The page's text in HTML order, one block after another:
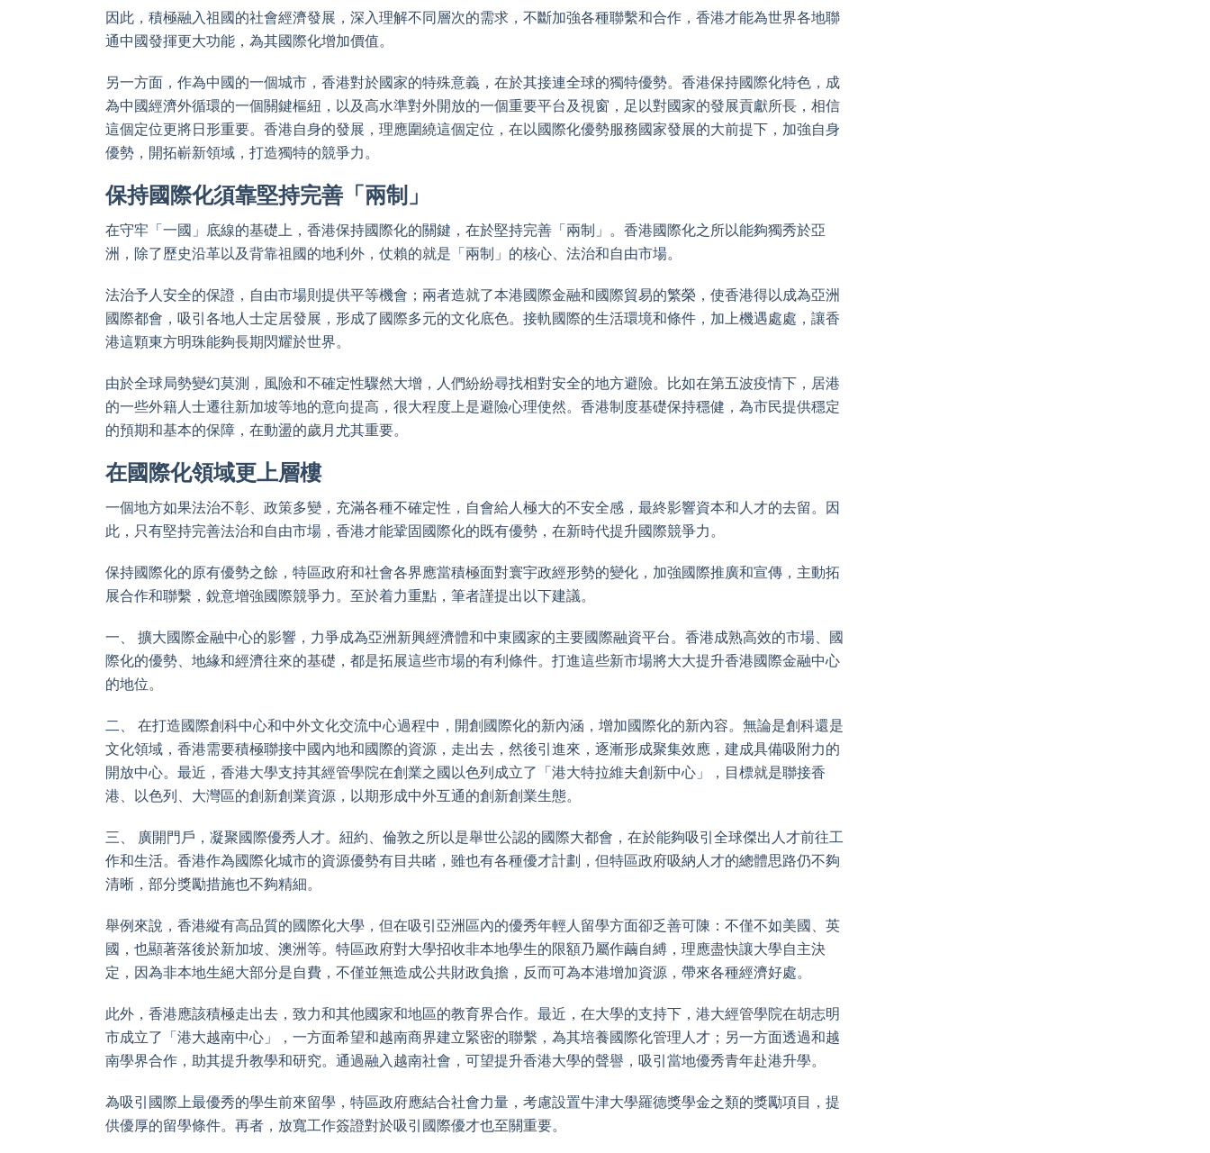
因此，積極融入祖國的社會經濟發展，深入理解不同層次的需求，不斷加強各種聯繫和合作，香港才能為世界各地聯
通中國發揮更大功能，為其國際化增加價值。
另一方面，作為中國的一個城市，香港對於國家的特殊意義，在於其接連全球的獨特優勢。香港保持國際化特色，成
為中國經濟外循環的一個關鍵樞紐，以及高水準對外開放的一個重要平台及視窗，足以對國家的發展貢獻所長，相信
這個定位更將日形重要。香港自身的發展，理應圍繞這個定位，在以國際化優勢服務國家發展的大前提下，加強自身
優勢，開拓嶄新領域，打造獨特的競爭力。
保持國際化須靠堅持完善「兩制」
在守牢「一國」底線的基礎上，香港保持國際化的關鍵，在於堅持完善「兩制」。香港國際化之所以能夠獨秀於亞
洲，除了歷史沿革以及背靠祖國的地利外，仗賴的就是「兩制」的核心、法治和自由市場。
法治予人安全的保證，自由市場則提供平等機會；兩者造就了本港國際金融和國際貿易的繁榮，使香港得以成為亞洲
國際都會，吸引各地人士定居發展，形成了國際多元的文化底色。接軌國際的生活環境和條件，加上機遇處處，讓香
港這顆東方明珠能夠長期閃耀於世界。
由於全球局勢變幻莫測，風險和不確定性驟然大增，人們紛紛尋找相對安全的地方避險。比如在第五波疫情下，居港
的一些外籍人士遷往新加坡等地的意向提高，很大程度上是避險心理使然。香港制度基礎保持穩健，為市民提供穩定
的預期和基本的保障，在動盪的歲月尤其重要。
在國際化領域更上層樓
一個地方如果法治不彰、政策多變，充滿各種不確定性，自會給人極大的不安全感，最終影響資本和人才的去留。因
此，只有堅持完善法治和自由市場，香港才能鞏固國際化的既有優勢，在新時代提升國際競爭力。
保持國際化的原有優勢之餘，特區政府和社會各界應當積極面對寰宇政經形勢的變化，加強國際推廣和宣傳，主動拓
展合作和聯繫，銳意增強國際競爭力。至於着力重點，筆者謹提出以下建議。
一、 擴大國際金融中心的影響，力爭成為亞洲新興經濟體和中東國家的主要國際融資平台。香港成熟高效的市場、國
際化的優勢、地緣和經濟往來的基礎，都是拓展這些市場的有利條件。打進這些新市場將大大提升香港國際金融中心
的地位。
二、 在打造國際創科中心和中外文化交流中心過程中，開創國際化的新內涵，增加國際化的新內容。無論是創科還是
文化領域，香港需要積極聯接中國內地和國際的資源，走出去，然後引進來，逐漸形成聚集效應，建成具備吸附力的
開放中心。最近，香港大學支持其經管學院在創業之國以色列成立了「港大特拉維夫創新中心」，目標就是聯接香
港、以色列、大灣區的創新創業資源，以期形成中外互通的創新創業生態。
三、 廣開門戶，凝聚國際優秀人才。紐約、倫敦之所以是舉世公認的國際大都會，在於能夠吸引全球傑出人才前往工
作和生活。香港作為國際化城市的資源優勢有目共睹，雖也有各種優才計劃，但特區政府吸納人才的總體思路仍不夠
清晰，部分獎勵措施也不夠精細。
舉例來說，香港縱有高品質的國際化大學，但在吸引亞洲區內的優秀年輕人留學方面卻乏善可陳：不僅不如美國、英
國，也顯著落後於新加坡、澳洲等。特區政府對大學招收非本地學生的限額乃屬作繭自縛，理應盡快讓大學自主決
定，因為非本地生絕大部分是自費，不僅並無造成公共財政負擔，反而可為本港增加資源，帶來各種經濟好處。
此外，香港應該積極走出去，致力和其他國家和地區的教育界合作。最近，在大學的支持下，港大經管學院在胡志明
市成立了「港大越南中心」，一方面希望和越南商界建立緊密的聯繫，為其培養國際化管理人才；另一方面透過和越
南學界合作，助其提升教學和研究。通過融入越南社會，可望提升香港大學的聲譽，吸引當地優秀青年赴港升學。
為吸引國際上最優秀的學生前來留學，特區政府應結合社會力量，考慮設置牛津大學羅德獎學金之類的獎勵項目，提
供優厚的留學條件。再者，放寬工作簽證對於吸引國際優才也至關重要。